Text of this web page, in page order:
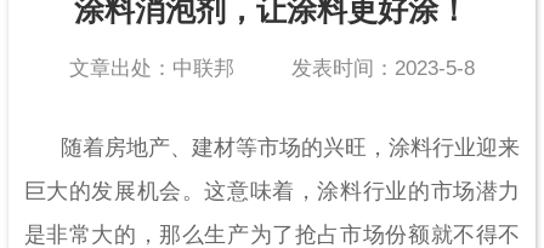
涂料消泡剂，让涂料更好涂！
文章出处：中联邦 发表时间：2023-5-8
随着房地产、建材等市场的兴旺，涂料行业迎来
巨大的发展机会。这意味着，涂料行业的市场潜力
是非常大的，那么生产为了抢占市场份额就不得不